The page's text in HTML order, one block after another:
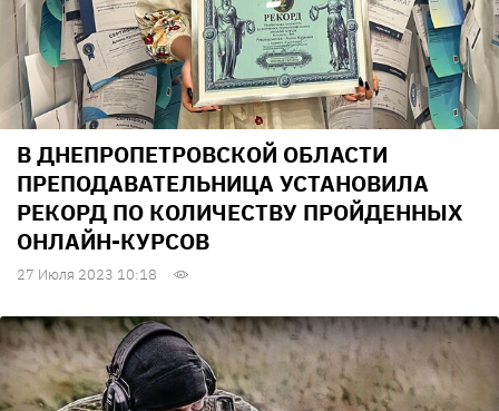
В ДНЕПРОПЕТРОВСКОЙ ОБЛАСТИ
ПРЕПОДАВАТЕЛЬНИЦА УСТАНОВИЛА
РЕКОРД ПО КОЛИЧЕСТВУ ПРОЙДЕННЫХ
ОНЛАЙН-КУРСОВ
27 Июля 2023 10:18